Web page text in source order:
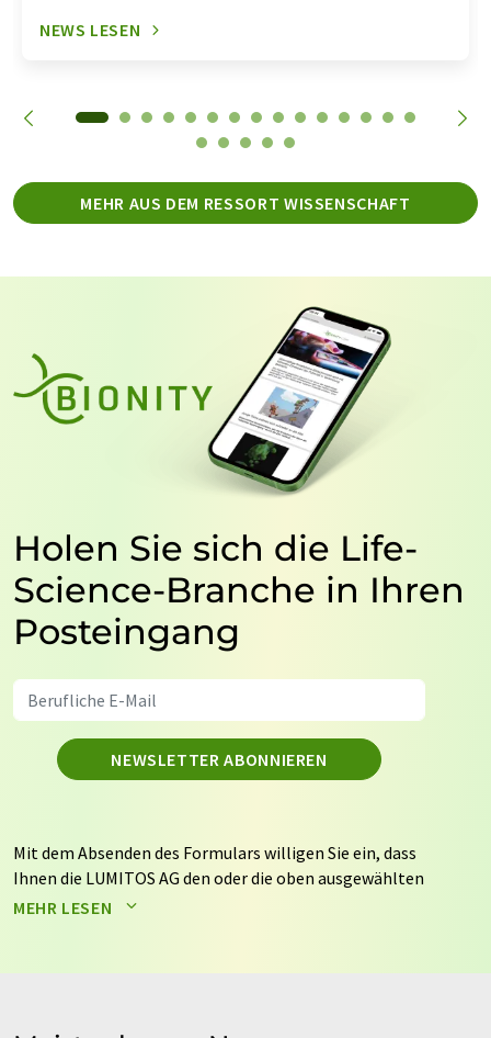
NEWS LESEN
MEHR AUS DEM RESSORT WISSENSCHAFT
Holen Sie sich die Life-
Science-Branche in Ihren
Posteingang
NEWSLETTER ABONNIEREN
Mit dem Absenden des Formulars willigen Sie ein, dass
Ihnen die LUMITOS AG den oder die oben ausgewählten
Newsletter per E-Mail zusendet. Ihre Daten werden
auf Basis unsererDatenschutzerklärung. LUMITOS darf
Meinungsforschung per E-Mail kontaktieren. Ihre
MEHR LESEN